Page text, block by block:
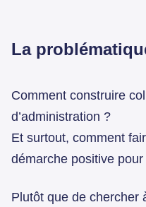
La
Comment construire
d’administration ?
Et surtout, comment
démarche positive
Plutôt que de chercher